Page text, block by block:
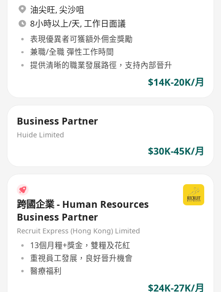
油尖旺, 尖沙咀
8小時以上/天, 工作日面議
表現優異者可獲額外佣金獎勵
兼職/全職 彈性工作時間
提供清晰的職業發展路徑，支持內部晉升
$14K-20K/月
Business Partner
Huide Limited
$30K-45K/月
跨國企業 - Human Resources
Business Partner
Recruit Express (Hong Kong) Limited
13個月糧+獎金，雙糧及花紅
重視員工發展，良好晉升機會
醫療福利
$24K-27K/月